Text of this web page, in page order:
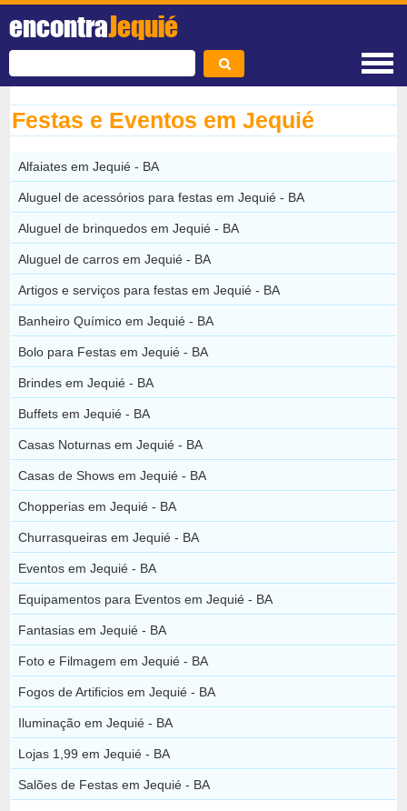
encontraJequié
Festas e Eventos em Jequié
Alfaiates em Jequié - BA
Aluguel de acessórios para festas em Jequié - BA
Aluguel de brinquedos em Jequié - BA
Aluguel de carros em Jequié - BA
Artigos e serviços para festas em Jequié - BA
Banheiro Químico em Jequié - BA
Bolo para Festas em Jequié - BA
Brindes em Jequié - BA
Buffets em Jequié - BA
Casas Noturnas em Jequié - BA
Casas de Shows em Jequié - BA
Chopperias em Jequié - BA
Churrasqueiras em Jequié - BA
Eventos em Jequié - BA
Equipamentos para Eventos em Jequié - BA
Fantasias em Jequié - BA
Foto e Filmagem em Jequié - BA
Fogos de Artificios em Jequié - BA
Iluminação em Jequié - BA
Lojas 1,99 em Jequié - BA
Salões de Festas em Jequié - BA